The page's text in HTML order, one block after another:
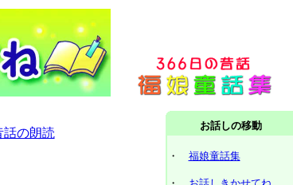
話の朗読
お話しの移動
・ 福娘童話集